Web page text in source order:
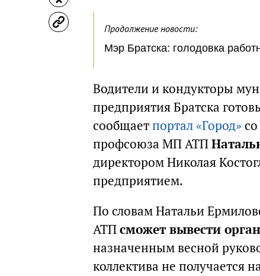
Продолжение новости:
Мэр Братска: голодовка
Водители и кондукторы
предприятия Братска
сообщаетпортал «Город»
профсоюза МП АТП
директором Николая
предприятием.
По словам Натальи
АТПсможет вывести
назначенным весной
коллектива не получается